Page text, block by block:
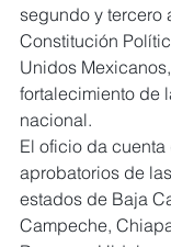
segundo y tercero
Constitución
Unidos
fortalecimiento de
nacional.
El oficio da
aprobatorios de
estados de Baja
Campeche,